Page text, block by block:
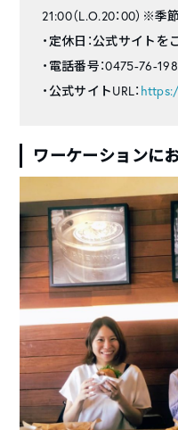
21:00（L.O.20：00）※
・定休日：公式サイト
・電話番号：0475-76-
・公式サイトURL：
ワーケーションに